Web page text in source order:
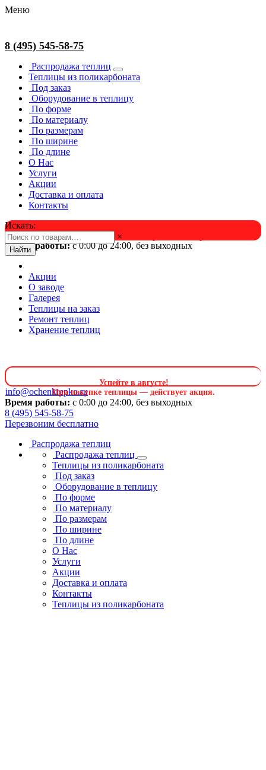
Меню
8 (495) 545-58-75
Распродажа теплиц
Теплицы из поликарбоната
Под заказ
Оборудование в теплицу
По форме
По материалу
По размерам
По ширине
По длине
О Нас
Услуги
Акции
Доставка и оплата
Контакты
Искать:
×
Найти
Успейте в августе! Скидка и подарок на выбор. Звоните!
Время работы:с 0:00 до 24:00, без выходных
Акции
О заводе
Галерея
Теплицы на заказ
Ремонт теплиц
Хранение теплиц
Успейте в августе!
При покупке теплицы — действует акция.
info@ochenkrepko.ru
Время работы: с 0:00 до 24:00, без выходных
8 (495) 545-58-75
Перезвоним бесплатно
Распродажа теплиц
Распродажа теплиц
Теплицы из поликарбоната
Под заказ
Оборудование в теплицу
По форме
По материалу
По размерам
По ширине
По длине
О Нас
Услуги
Акции
Доставка и оплата
Контакты
Теплицы из поликарбоната